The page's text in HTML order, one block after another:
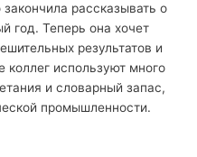
рассказывать о
год. Теперь она хочет
результатов и
коллег используют много
и словарный запас,
промышленности.